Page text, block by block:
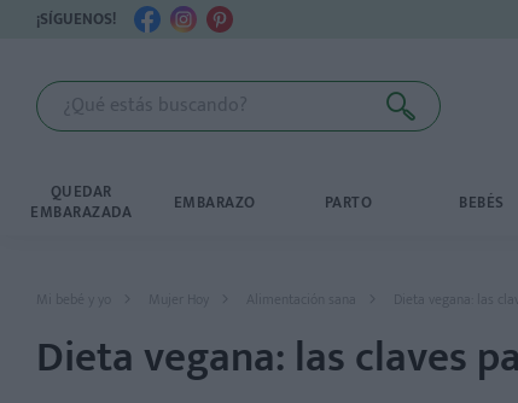
¡SÍGUENOS!
QUEDAR
EMBARAZADA EMBARAZO PARTO BEBÉS
Mi bebé y yo Mujer Hoy Alimentación sana Dieta vegana: las
Dieta vegana: las claves